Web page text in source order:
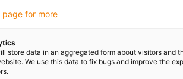
page for more
store data in an aggregated form about visitors and
We use this data to fix bugs and improve the